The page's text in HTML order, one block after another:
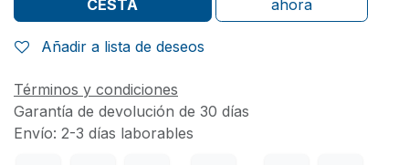
CESTA
ahora
Añadir a lista de deseos
Términos y condiciones
Garantía de devolución de 30 días
Envío: 2-3 días laborables